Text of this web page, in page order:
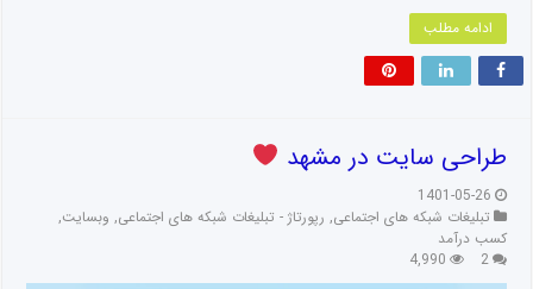
ادامه مطلب
طراحی سایت در مشهد
1401-05-26
تبلیغات شبکه های اجتماعی, رپورتاژ - تبلیغات شبکه های اجتماعی, وبسایت,
کسب درآمد
2
4,990